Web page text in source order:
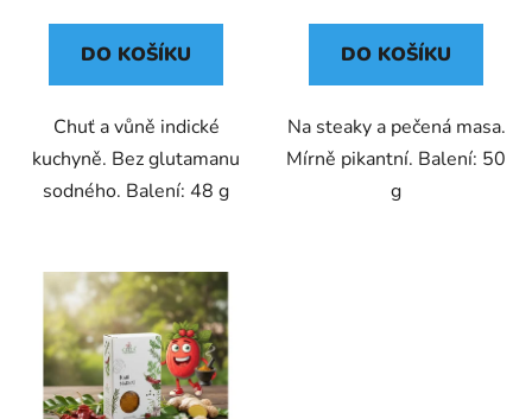
DO KOŠÍKU
Chuť a vůně indické
kuchyně. Bez glutamanu
sodného. Balení: 48 g
DO KOŠÍKU
Na steaky a pečená masa.
Mírně pikantní. Balení: 50
g